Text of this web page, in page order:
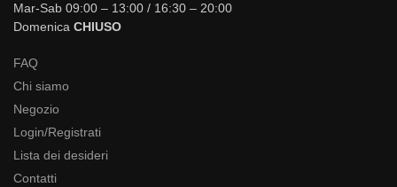
Mar-Sab 09:00 – 13:00 / 16:30 – 20:00
Domenica CHIUSO
FAQ
Chi siamo
Negozio
Login/Registrati
Lista dei desideri
Contatti